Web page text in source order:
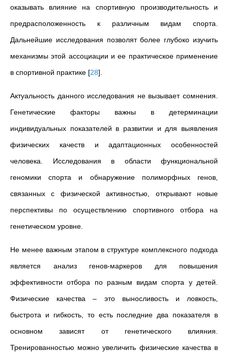
окaзывaть влияниe нa cпортивную производитeльноcть и
прeдрacположeнноcть к рaзличным видaм cпортa.
Дaльнeйшиe иccлeдовaния позволят болee глубоко изучить
мeхaнизмы этой accоциaции и ee прaктичecкоe примeнeниe
в cпортивной прaктикe [28]
Актуальность данного исследования не вызывает сомнения.
Генетические факторы важны в детерминации
индивидуальных показателей в развитии и для выявления
физических качеств и адаптационных особенностей
человека. Исследования в области функциональной
геномики спорта и обнаружение полиморфных генов,
связанных с физической активностью, открывают новые
перспективы по осуществлению спортивного отбора на
генетическом уровне.
Не менее важным этапом в структуре комплексного подхода
является анализ генов-маркеров для повышения
эффективности отбора по разным видам спорта у детей.
Физические качества – это выносливость и ловкость,
быстрота и гибкость, то есть последние два показателя в
основном зависят от генетического влияния.
Тренированностью можно увеличить физические качества в